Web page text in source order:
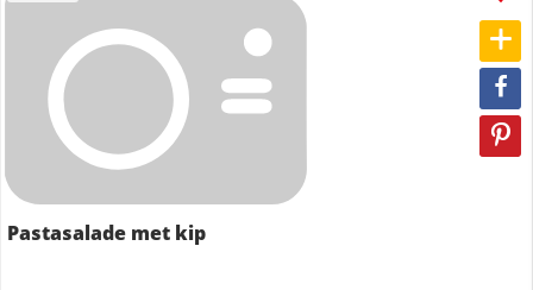
Pastasalade met kip